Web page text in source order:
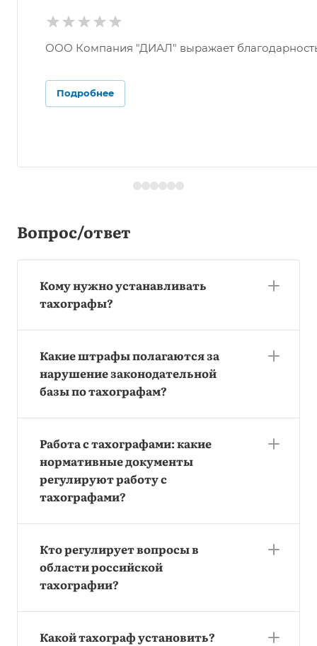
ООО Компания "ДИАЛ" выражает
Подробнее
Вопрос/ответ
Кому нужно устанавливать
тахографы?
Какие штрафы полагаются за
нарушение законодательной
базы по тахографам?
Работа с тахографами: какие
нормативные документы
регулируют работу с
тахографами?
Кто регулирует вопросы в
области российской
тахографии?
Какой тахограф установить?